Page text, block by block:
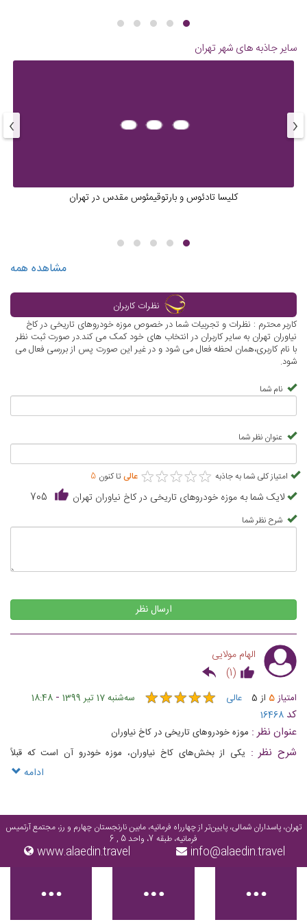
سایر جاذبه های شهر تهران
کلیسا تادئوس و بارتوقیمئوس مقدس در تهران
‹
›
مشاهده همه
نظرات کاربران
کاربر محترم : نظرات و تجربیات شما در خصوص موزه خودروهای تاریخی در کاخ
نیاوران تهران به سایر کاربران در انتخاب های خود کمک می کند.در صورت ثبت نظر
با نام کاربری،همان لحظه فعال می شود و در غیر این صورت پس از بررسی فعال می
شود.
نام شما
عنوان نظر شما
امتیاز کلی شما به جاذبه ★★★★★
★★★★★ عالی تا کنون 5
لایک شما به موزه خودروهای تاریخی در کاخ نیاوران تهران 705
شرح نظر شما
ارسال نظر
الهام مولایی
(
1
)
امتیاز5 از 5 عالی ★★★★★
★★★★★ ﺳﻪشنبه 17 تیر 1399 -
18:48
کد 16468
عنوان نظر : موزه خودروهای تاریخی در کاخ نیاوران
شرح نظر : یکی از بخش‌های کاخ نیاوران، موزه خودرو آن است که قبلاً
ادامه
تهران، پاسداران شمالی، پایین‌تر از چهارراه فرمانیه، مابین نارنجستان چهارم و رز، مجتمع آرتمیس
فرمانیه، طبقه 7، واحد 5 , 6
info@alaedin.travel
www.alaedin.travel